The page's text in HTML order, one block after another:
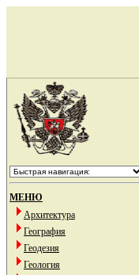
МЕНЮ
Архитектура
География
Геодезия
Геология